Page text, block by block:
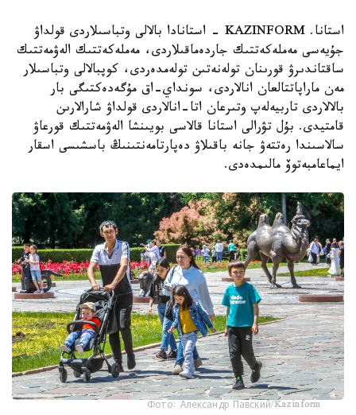
استانا. KAZINFORM - استانادا بالالى وتباسىلاردى قولداۋ
جۇيەسى مەملەكەتتىك جاردەماقىلاردى، مەملەكەتتىك الەۋمەتتىك
ساقتاندىرۋ قورىنان تولەنەتىن تولەمدەردى، كوپبالالى وتباسىلار
مەن ماراپاتتالعان انالاردى، سونداي-اق مۇگەدەكتىگى بار
بالالاردى تاربيەلەپ وتىرعان اتا-انالاردى قولداۋ شارالارىن
قامتيدى. بۇل تۋرالى استانا قالاسى بويىنشا الەۋمەتتىك قورعاۋ
سالاسىندا رەتتەۋ جانە باقىلاۋ دەپارتامەنتىنىڭ باسشىسى اسقار
ايماعامبەتوۆ مالىمدەدى.
Фото: Александр Павский/Kazinform